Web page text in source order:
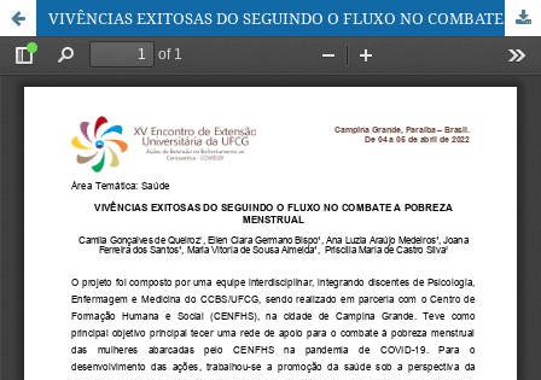
VIVÊNCIAS EXITOSAS DO SEGUINDO O FLUXO NO COMBATE A POBREZA MENSTRUAL